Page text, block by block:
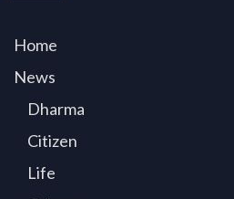
Home
News
Dharma
Citizen
Life